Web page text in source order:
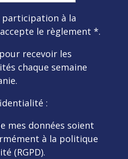
participation à la
le règlement *.
pour recevoir les
chaque semaine
:
mes données soient
à la politique
(RGPD).